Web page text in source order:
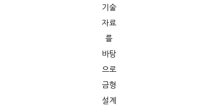
기술
자료
를
바탕
으로
금형
설계